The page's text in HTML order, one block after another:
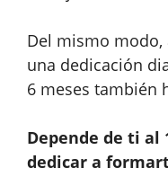
Del mismo
una dedicación
6 meses también
Depende de ti al
dedicar a